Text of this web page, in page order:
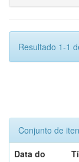
Resultado 1-1
Conjunto de
Data do